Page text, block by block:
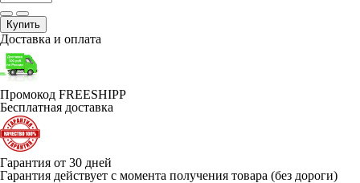
Купить
Доставка и оплата
Промокод FREESHIPP
Бесплатная доставка
Гарантия от 30 дней
Гарантия действует с момента получения товара (без дороги)